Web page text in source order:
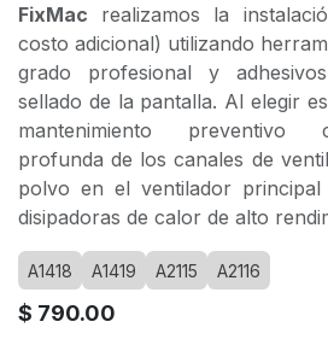
FixMac realizamos la
costo adicional) utilizando
grado profesional y
sellado de la pantalla. Al elegir
mantenimiento preventivo
profunda de los canales de
polvo en el ventilador
disipadoras de calor de alto
A1418 A1419 A2115 A2116
$ 790.00